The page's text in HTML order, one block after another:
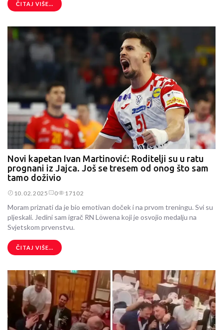
ČITAJ VIŠE...
Novi kapetan Ivan Martinović: Roditelji su u ratu
prognani iz Jajca. Još se tresem od onog što sam
tamo doživio
10.02.2025 0 17102
Moram priznati da je bio emotivan doček i na prvom treningu. Svi su
pljeskali. Jedini sam igrač RN Löwena koji je osvojio medalju na
Svjetskom prvenstvu.
ČITAJ VIŠE...